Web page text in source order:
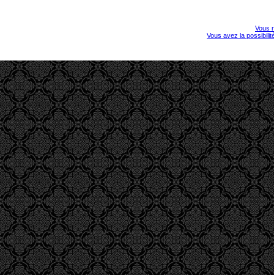
Vous
Vous avez la